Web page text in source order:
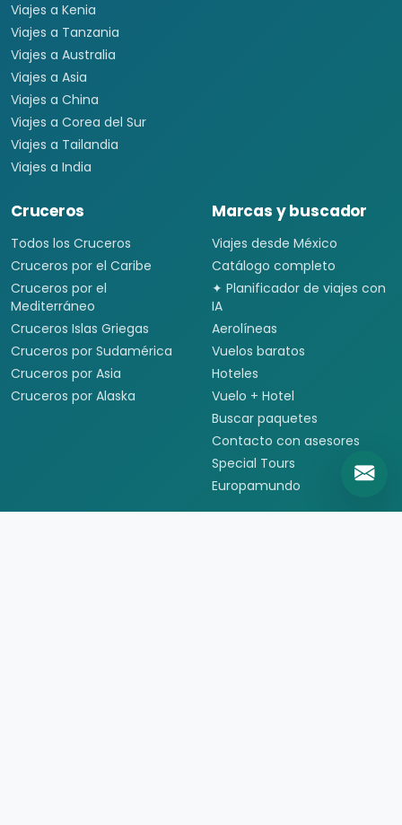
Viajes a Kenia
Viajes a Tanzania
Viajes a Australia
Viajes a Asia
Viajes a China
Viajes a Corea del Sur
Viajes a Tailandia
Viajes a India
Cruceros
Todos los Cruceros
Cruceros por el Caribe
Cruceros por el
Mediterráneo
Cruceros Islas Griegas
Cruceros por Sudamérica
Cruceros por Asia
Cruceros por Alaska
Marcas y buscador
Viajes desde México
Catálogo completo
✦ Planificador de viajes con
IA
Aerolíneas
Vuelos baratos
Hoteles
Vuelo + Hotel
Buscar paquetes
Contacto con asesores
Special Tours
Europamundo